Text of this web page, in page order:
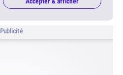
Publicité